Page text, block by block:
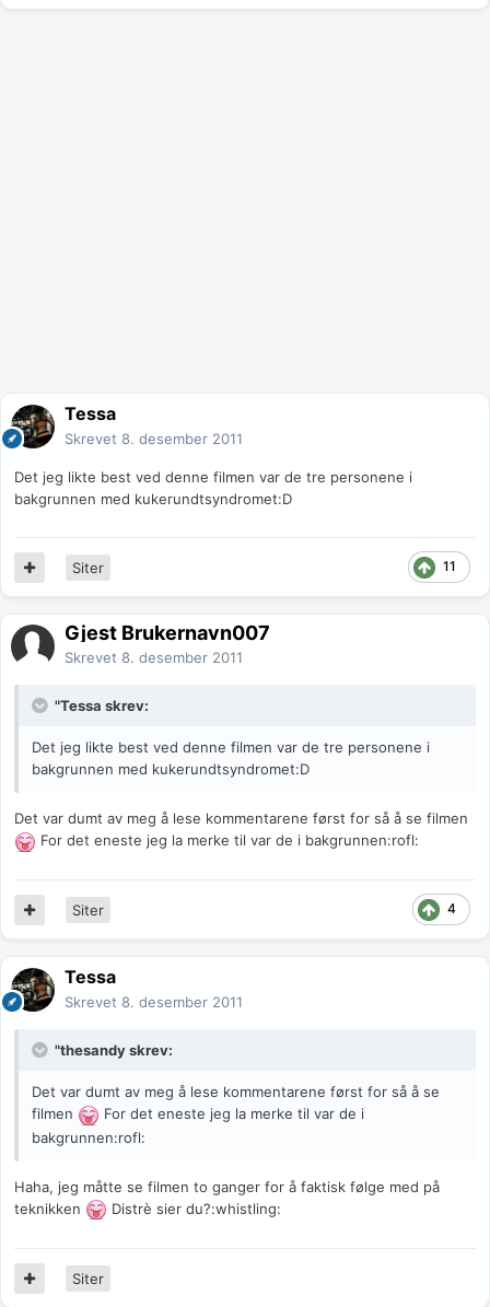
Tessa
Skrevet 8. desember 2011
Det jeg likte best ved denne filmen var de tre personene i
bakgrunnen med kukerundtsyndromet:D
11
Siter
Gjest Brukernavn007
Skrevet 8. desember 2011
"Tessa skrev:
Det jeg likte best ved denne filmen var de tre personene i
bakgrunnen med kukerundtsyndromet:D
Det var dumt av meg å lese kommentarene først for så å se filmen
For det eneste jeg la merke til var de i bakgrunnen:rofl:
4
Siter
Tessa
Skrevet 8. desember 2011
"thesandy skrev:
Det var dumt av meg å lese kommentarene først for så å se
filmen
For det eneste jeg la merke til var de i
bakgrunnen:rofl:
Haha, jeg måtte se filmen to ganger for å faktisk følge med på
teknikken
Distrè sier du?:whistling:
Siter